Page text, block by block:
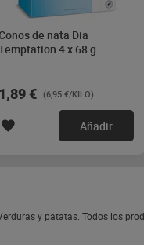
de nata Dia
4 x 68 g
1,89 € (6,95 €/KILO)
Añadir
y patatas. Todos los